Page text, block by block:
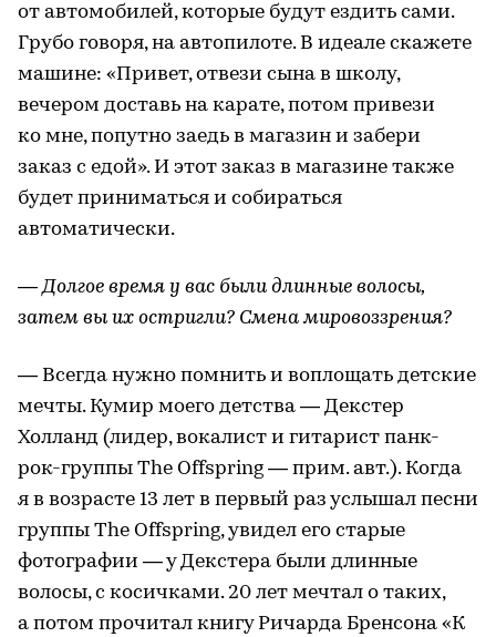
от автомобилей, которые будут ездить сами.
Грубо говоря, на автопилоте. В идеале скажете
машине: «Привет, отвези сына в школу,
вечером доставь на карате, потом привези
ко мне, попутно заедь в магазин и забери
заказ с едой». И этот заказ в магазине также
будет приниматься и собираться
автоматически.
— Долгое время у вас были длинные волосы,
затем вы их остригли? Смена мировоззрения?
— Всегда нужно помнить и воплощать детские
мечты. Кумир моего детства — Декстер
Холланд (лидер, вокалист и гитарист панк-
рок-группы The Offspring — прим. авт.). Когда
я в возрасте 13 лет в первый раз услышал песни
группы The Offspring, увидел его старые
фотографии — у Декстера были длинные
волосы, с косичками. 20 лет мечтал о таких,
а потом прочитал книгу Ричарда Бренсона «К